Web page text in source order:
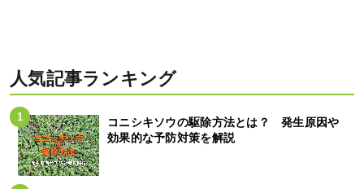
人気記事ランキング
コニシキソウの駆除方法とは？ 発生原因や
効果的な予防対策を解説